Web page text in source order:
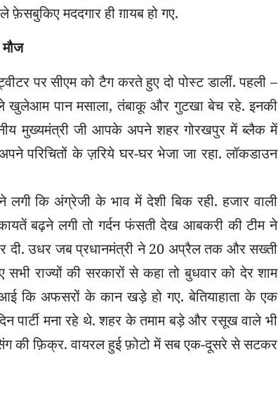
मददगार ही ग़ायब हो गए.
पर सीएम को टैग करते हुए दो पोस्ट डालीं. पहली –
खुलेआम पान मसाला, तंबाकू और गुटखा बेच रहे. इनकी
मुख्यमंत्री जी आपके अपने शहर गोरखपुर में ब्लैक में
परिचितों के ज़रिये घर-घर भेजा जा रहा. लॉकडाउन
कि अंग्रेजी के भाव में देशी बिक रही. हजार वाली
बढ़ने लगी तो गर्दन फंसती देख आबकरी की टीम ने
उधर जब प्रधानमंत्री ने 20 अप्रैल तक और सख्ती
राज्यों की सरकारों से कहा तो बुधवार को देर शाम
कि अफसरों के कान खड़े हो गए. बेतियाहाता के एक
पार्टी मना रहे थे. शहर के तमाम बड़े और रसूख वाले भी
की फ़िक्र. वायरल हुई फ़ोटो में सब एक-दूसरे से सटकर